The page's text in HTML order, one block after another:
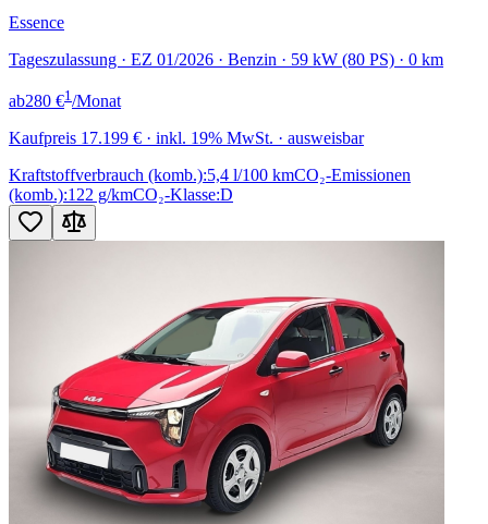
Essence
Tageszulassung · EZ 01/2026 · Benzin · 59 kW (80 PS) · 0 km
ab280 €1/Monat
Kaufpreis 17.199 € · inkl. 19% MwSt. · ausweisbar
Kraftstoffverbrauch (komb.):5,4 l/100 kmCO₂-Emissionen
(komb.):122 g/kmCO₂-Klasse:D